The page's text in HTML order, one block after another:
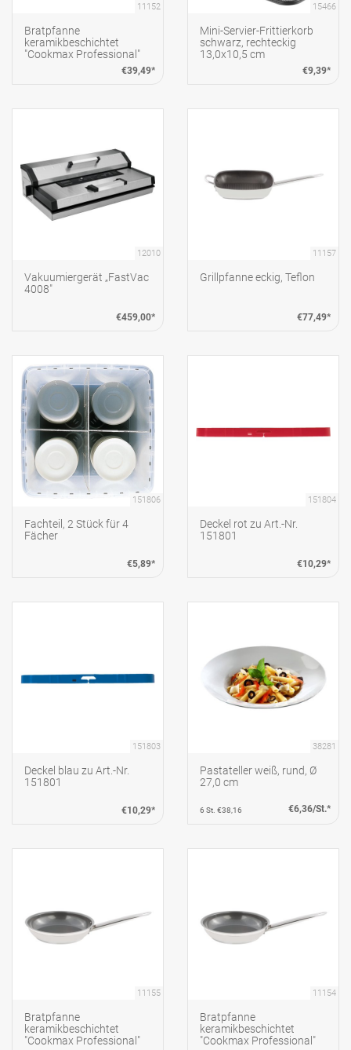
11152
Bratpfanne
keramikbeschichtet
"Cookmax Professional"
€39,49*
15466
Mini-Servier-Frittierkorb
schwarz, rechteckig
13,0x10,5 cm
€9,39*
12010
Vakuumiergerät „FastVac
4008"
€459,00*
11157
Grillpfanne eckig, Teflon
€77,49*
151806
Fachteil, 2 Stück für 4
Fächer
€5,89*
151804
Deckel rot zu Art.-Nr.
151801
€10,29*
151803
Deckel blau zu Art.-Nr.
151801
€10,29*
38281
Pastateller weiß, rund, Ø
27,0 cm
6 St. €38,16 €6,36/St.*
11155
Bratpfanne
keramikbeschichtet
"Cookmax Professional"
11154
Bratpfanne
keramikbeschichtet
"Cookmax Professional"